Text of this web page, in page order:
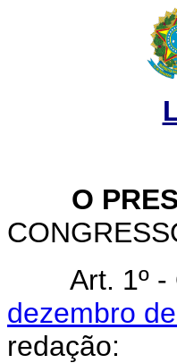
O
Art. 1º
dezembro
redação: